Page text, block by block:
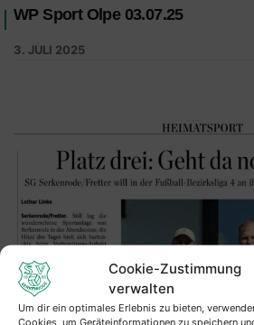
Cookie-Zustimmung
verwalten
Um dir ein optimales Erlebnis zu bieten,
Cookies, um Geräteinformationen zu speichern
WP Sport Olpe 03.07.25
3. JULI 2025